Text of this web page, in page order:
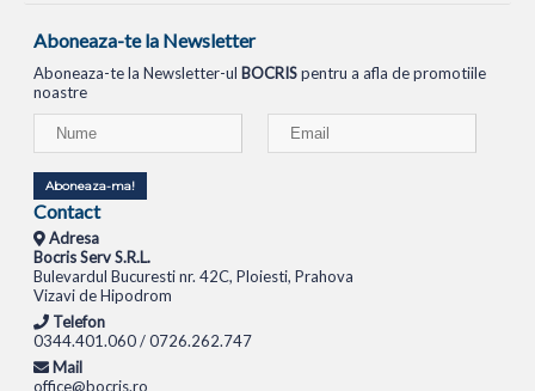
Aboneaza-te la Newsletter
Aboneaza-te la Newsletter-ul BOCRISpentru a afla de promotiile
noastre
Aboneaza-ma!
Contact
Adresa
Bocris Serv S.R.L.
Bulevardul Bucuresti nr. 42C, Ploiesti, Prahova
Vizavi de Hipodrom
Telefon
0344.401.060 / 0726.262.747
Mail
office@bocris.ro